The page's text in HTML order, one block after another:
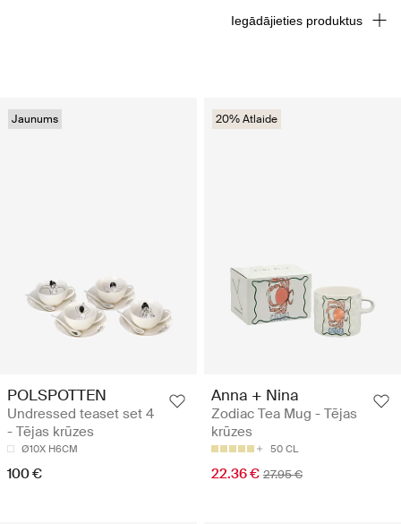
Jaunums
POLSPOTTEN
Undressed teaset set 4
- Tējas krūzes
Ø10X H6CM
100 €
20% Atlaide
Anna + Nina
Zodiac Tea Mug - Tējas
krūzes
50 CL
22.36 € 27.95 €
Iegādājieties produktus